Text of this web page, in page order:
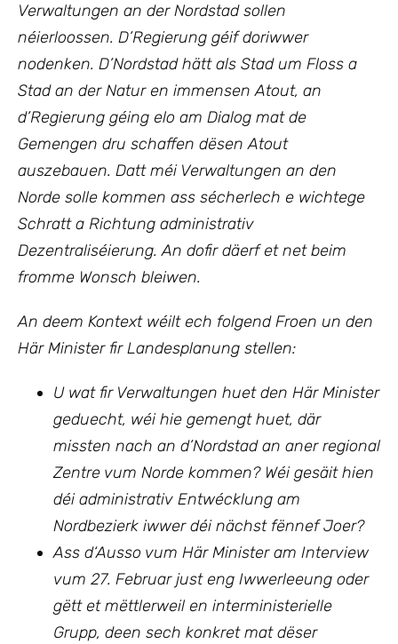
Verwaltungen an der Nordstad sollen
néierloossen. D’Regierung géif doriwwer
nodenken. D’Nordstad hätt als Stad um Floss a
Stad an der Natur en immensen Atout, an
d’Regierung géing elo am Dialog mat de
Gemengen dru schaffen dësen Atout
auszebauen. Datt méi Verwaltungen an den
Norde solle kommen ass sécherlech e wichtege
Schratt a Richtung administrativ
Dezentraliséierung. An dofir däerf et net beim
fromme Wonsch bleiwen.
An deem Kontext wéilt ech folgend Froen un den
Här Minister fir Landesplanung stellen:
U wat fir Verwaltungen huet den Här Minister
geduecht, wéi hie gemengt huet, där
missten nach an d’Nordstad an aner regional
Zentre vum Norde kommen? Wéi gesäit hien
déi administrativ Entwécklung am
Nordbezierk iwwer déi nächst fënnef Joer?
Ass d‘Ausso vum Här Minister am Interview
vum 27. Februar just eng Iwwerleeung oder
gëtt et mëttlerweil en interministerielle
Grupp, deen sech konkret mat dëser